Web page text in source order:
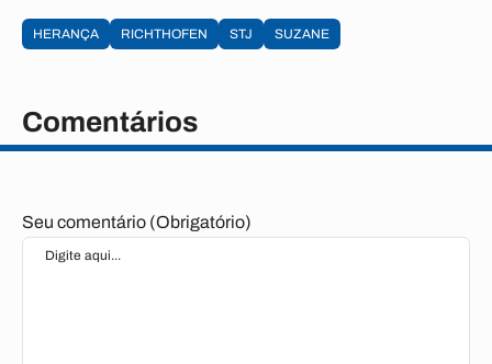
HERANÇA RICHTHOFEN STJ SUZANE
Comentários
Seu comentário (Obrigatório)